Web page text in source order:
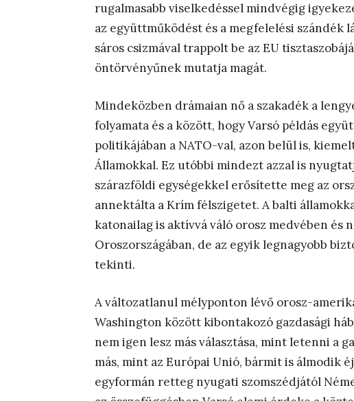
rugalmasabb viselkedéssel mindvégig
az együttműködést és a megfelelési szándék
sáros csizmával trappolt be az EU
öntörvényűnek mutatja magát.
Mindeközben drámaian nő a szakadék a
folyamata és a között, hogy Varsó példás
politikájában a NATO-val, azon belül is,
Államokkal. Ez utóbbi mindezt azzal is
szárazföldi egységekkel erősítette meg az
annektálta a Krím félszigetet. A balti
katonailag is aktívvá váló orosz medvében és
Oroszországában, de az egyik legnagyobb
tekinti.
A változatlanul mélyponton lévő orosz-
Washington között kibontakozó gazdasági
nem igen lesz más választása, mint letenni a
más, mint az Európai Unió, bármit is álmodik
egyformán retteg nyugati szomszédjától